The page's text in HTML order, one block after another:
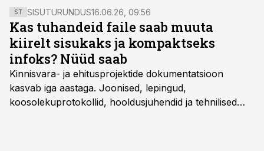
ST SISUTURUNDUS16.06.26, 09:56
Kas tuhandeid faile saab muuta
kiirelt sisukaks ja kompaktseks
infoks? Nüüd saab
Kinnisvara- ja ehitusprojektide dokumentatsioon
kasvab iga aastaga. Joonised, lepingud,
koosolekuprotokollid, hooldusjuhendid ja tehnilised